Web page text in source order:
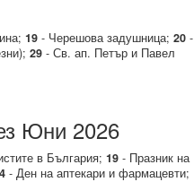
19- Черешова задушница; 20-
29- Св. ап. Петър и Павел
Юни 2026
в България; 19- Празник на
- Ден на аптекари и фармацевти;